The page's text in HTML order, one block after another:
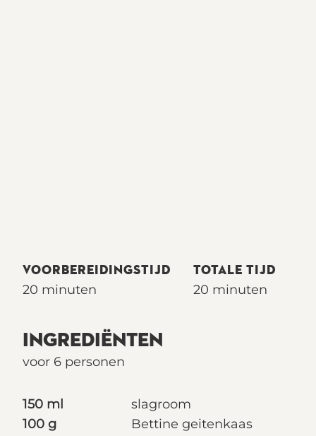
VOORBEREIDINGSTIJD
20 minuten
TOTALE TIJD
20 minuten
INGREDIËNTEN
voor 6 personen
150 ml
slagroom
100 g
Bettine geitenkaas